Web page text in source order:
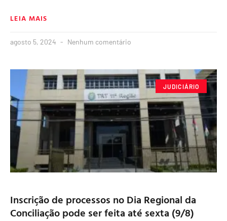
LEIA MAIS
agosto 5, 2024 Nenhum comentário
JUDICIÁRIO
Inscrição de processos no Dia Regional da
Conciliação pode ser feita até sexta (9/8)